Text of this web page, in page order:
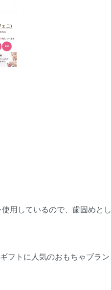
用しているので、歯固めとし
トに人気のおもちゃブラン